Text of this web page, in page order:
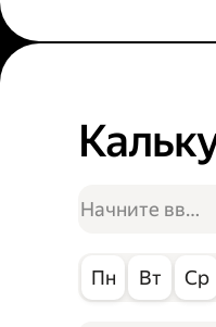
Пн Вт Ср